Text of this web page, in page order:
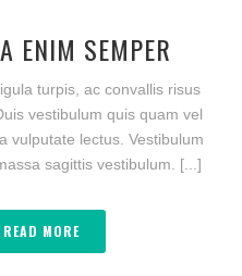
ENIM SEMPER
turpis, ac convallis risus
vestibulum quis quam vel
vulputate lectus. Vestibulum
sagittis vestibulum. [...]
READ MORE